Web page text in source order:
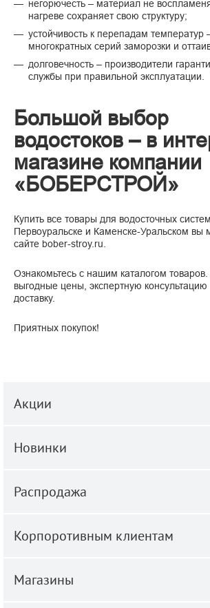
негорючесть – материал не
нагреве сохраняет свою структуру;
устойчивость к перепадам температур
многократных серий заморозки и
долговечность – производители
службы при правильной эксплуатации.
Большой выбор
водостоков – в
магазине компании
«БОБЕРСТРОЙ»
Купить все товары для водосточных
Первоуральске и Каменске-Уральском
сайте bober-stroy.ru.
Ознакомьтесь с нашим каталогом
выгодные цены, экспертную
доставку.
Приятных покупок!
Акции
Новинки
Распродажа
Корпоротивным клиентам
Магазины